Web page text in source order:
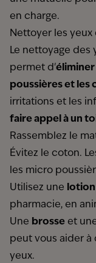
en charge.
Nettoyer les yeux
Le nettoyage des
permet d'éliminer
poussières et les
irritations et les
faire appel à un
Rassemblez le
Évitez le coton.
les micro
Utilisez une lotion
pharmacie, en
Une brosse et
peut vous aider à
yeux.